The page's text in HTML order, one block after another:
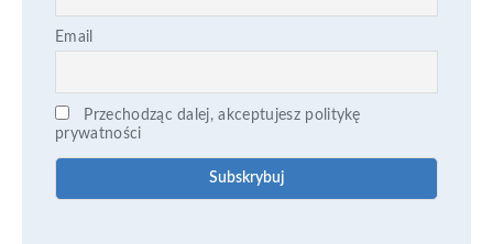
Email
Przechodząc dalej, akceptujesz politykę
prywatności